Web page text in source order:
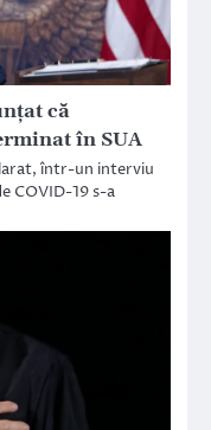
că
în SUA
într-un interviu
COVID-19 s-a